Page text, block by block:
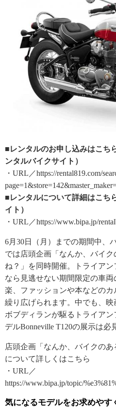
■レンタルのお申し込みはこち
ンタルバイクサイト）
・URL／https://rental819.com/
■レンタルについて詳細はこち
イト）
・URL／https://www.bipa.jp/
6月30日（月）までの期間中、
では店頭企画「なんか、バイ
ね？」を同時開催。トライア
なら見逃せない期間限定の車
楽、ファッションや本などの
繰り広げられます。中でも、映
ボブディランが駆るトライアン
デルBonneville T120の展示は必
店頭企画「なんか、バイクのあ
について詳しくはこちら
・URL／
https://www.bipa.jp/topic/
気になるモデルをお求めやす